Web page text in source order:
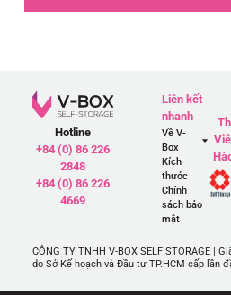
Hotline
+84 (0) 86 226
2848
+84 (0) 86 226
4669
Liên kết
nhanh
Về V-
Box
Kích
thước
Chính
sách bảo
mật
CÔNG TY TNHH V-BOX SELF STORAGE |
do Sở Kế hoạch và Đầu tư TP.HCM cấp lần